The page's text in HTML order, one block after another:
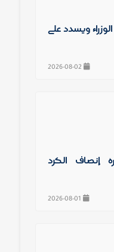
ويشدد على
إنصاف الكرد